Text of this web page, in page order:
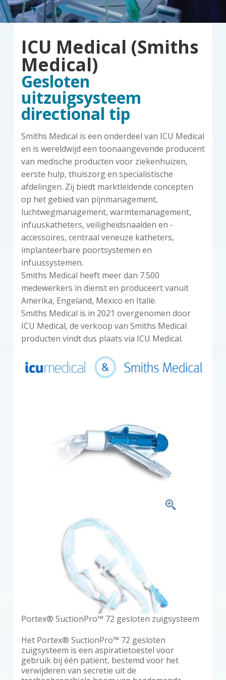
a
v
o
u
k
s
z
o
r
ICU Medical (Smiths
Medical)
Gesloten
uitzuigsysteem
directional tip
Smiths Medical is een onderdeel van ICU Medical
en is wereldwijd een toonaangevende producent
van medische producten voor ziekenhuizen,
eerste hulp, thuiszorg en specialistische
afdelingen. Zij biedt marktleidende concepten
op het gebied van pijnmanagement,
luchtwegmanagement, warmtemanagement,
infuuskatheters, veiligheidsnaalden en -
accessoires, centraal veneuze katheters,
implanteerbare poortsystemen en
infuussystemen.
Smiths Medical heeft meer dan 7.500
medewerkers in dienst en produceert vanuit
Amerika, Engeland, Mexico en Italië.
Smiths Medical is in 2021 overgenomen door
ICU Medical, de verkoop van Smiths Medical
producten vindt dus plaats via ICU Medical.
Portex® SuctionPro™ 72 gesloten zuigsysteem
Het Portex® SuctionPro™ 72 gesloten
zuigsysteem is een aspiratietoestel voor
gebruik bij één patiënt, bestemd voor het
verwijderen van secretie uit de